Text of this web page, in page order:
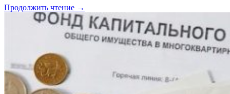
Продолжить чтение →